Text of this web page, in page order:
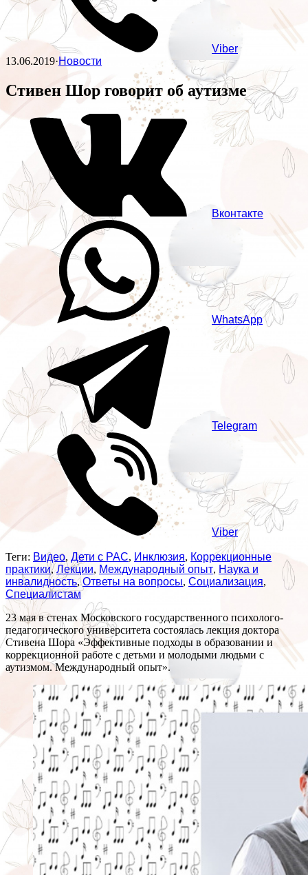
Viber
13.06.2019·Новости
Стивен Шор говорит об аутизме
Вконтакте
WhatsApp
Telegram
Viber
Теги: Видео, Дети с РАС, Инклюзия, Коррекционные
практики,Лекции, Международный опыт, Наука и
инвалидность,Ответы на вопросы, Социализация,
Специалистам
23 мая в стенах Московского государственного психолого-
педагогического университета состоялась лекция доктора
Стивена Шора «Эффективные подходы в образовании и
коррекционной работе с детьми и молодыми людьми с
аутизмом. Международный опыт».